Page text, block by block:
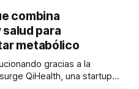
combina
para
metabólico
gracias a la
QiHealth, una startup